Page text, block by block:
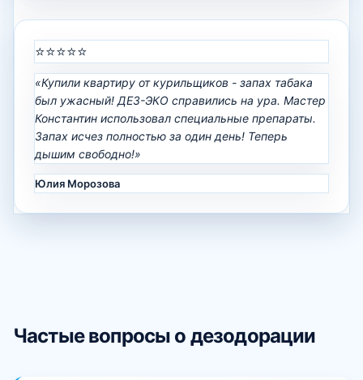
⭐⭐⭐⭐⭐
«Купили квартиру от курильщиков - запах табака
был ужасный! ДЕЗ-ЭКО справились на ура. Мастер
Константин использовал специальные препараты.
Запах исчез полностью за один день! Теперь
дышим свободно!»
Юлия Морозова
Частые вопросы о дезодорации